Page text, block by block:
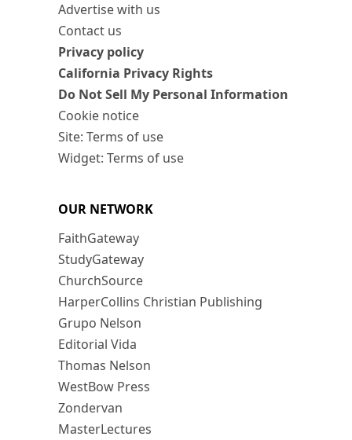
Advertise with us
Contact us
Privacy policy
California Privacy Rights
Do Not Sell My Personal Information
Cookie notice
Site: Terms of use
Widget: Terms of use
OUR NETWORK
FaithGateway
StudyGateway
ChurchSource
HarperCollins Christian Publishing
Grupo Nelson
Editorial Vida
Thomas Nelson
WestBow Press
Zondervan
MasterLectures